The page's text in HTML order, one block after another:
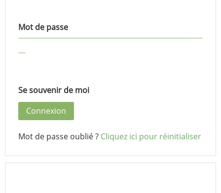
Mot de passe
Se souvenir de moi
Mot de passe oublié ? Cliquez ici pour réinitialiser